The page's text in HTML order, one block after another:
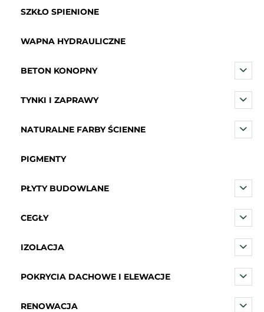
SZKŁO SPIENIONE
WAPNA HYDRAULICZNE
BETON KONOPNY
TYNKI I ZAPRAWY
NATURALNE FARBY ŚCIENNE
PIGMENTY
PŁYTY BUDOWLANE
CEGŁY
IZOLACJA
POKRYCIA DACHOWE I ELEWACJE
RENOWACJA